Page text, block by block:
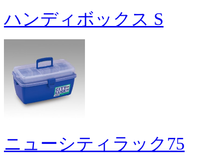
ハンディボックス S
ニューシティラック75